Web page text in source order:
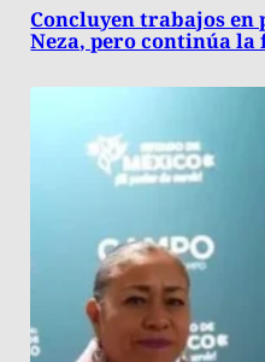
Concluyen trabajos en
Neza, pero continúa la